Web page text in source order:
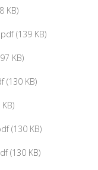
KB)
(139 KB)
KB)
(130 KB)
(130 KB)
(130 KB)